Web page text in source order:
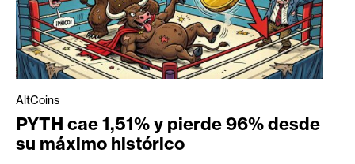
AltCoins
PYTH cae 1,51% y pierde 96% desde
su máximo histórico